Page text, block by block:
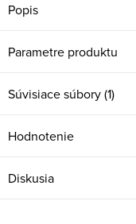
Popis
Parametre produktu
Súvisiace súbory (1)
Hodnotenie
Diskusia